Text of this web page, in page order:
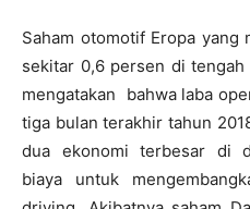
Saham otomotif Eropa yang
sekitar 0,6 persen di
mengatakan bahwa laba
tiga bulan terakhir tahun
dua ekonomi terbesar di
biaya untuk